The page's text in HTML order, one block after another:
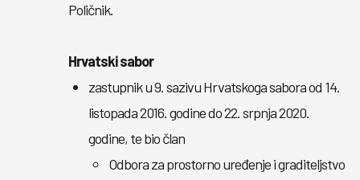
Poličnik.
Hrvatski sabor
zastupnik u 9. sazivu Hrvatskoga sabora od 14.
listopada 2016. godine do 22. srpnja 2020.
godine, te bio član
Odbora za prostorno uređenje i graditeljstvo